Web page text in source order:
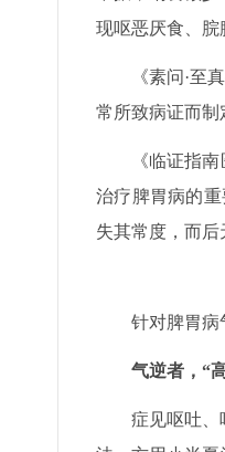
现呕恶厌食、脘
《素问·至
常所致病证而制
《临证指
治疗脾胃病的
失其常度，而后
针对脾胃病
气逆者，“
症见呕吐、